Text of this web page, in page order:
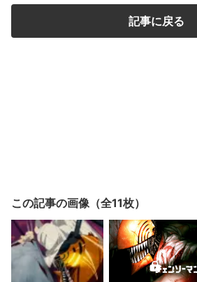
記事に戻る
この記事の画像（全11枚）